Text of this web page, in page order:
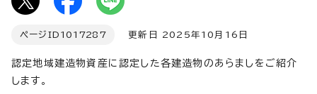
ページID 1017287 更新日 2025年10月16日
認定地域建造物資産に認定した各建造物のあらましをご紹介
します。